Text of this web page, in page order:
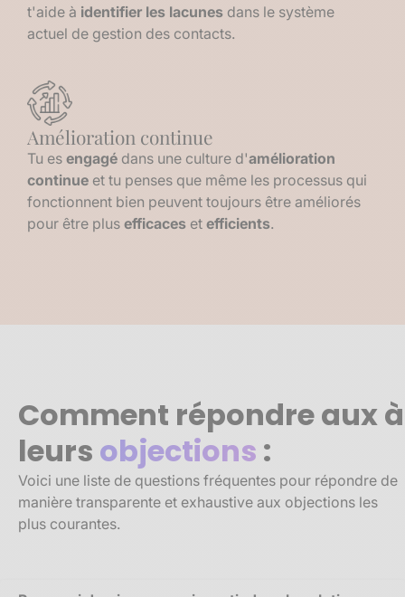
t'aide à identifier les lacunes dans le système
actuel de gestion des contacts.
Amélioration continue
Tu es engagé dans une culture d'amélioration
continue et tu penses que même les processus qui
fonctionnent bien peuvent toujours être améliorés
pour être plus efficaces et efficients.
Comment répondre aux à
leurs objections :
Voici une liste de questions fréquentes pour répondre de
manière transparente et exhaustive aux objections les
plus courantes.